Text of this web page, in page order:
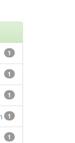
1
1
1
1
1